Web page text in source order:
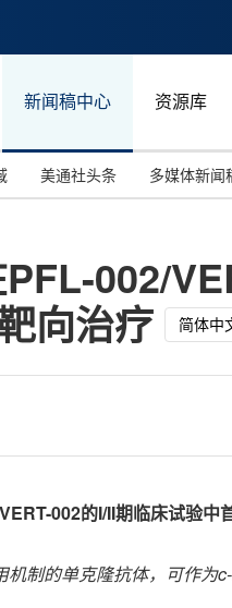
新闻稿中心 资源库
美通社头条 多媒体新闻
002/
向治疗
简体中
002的I/II期临床试验
机制的单克隆抗体，可作